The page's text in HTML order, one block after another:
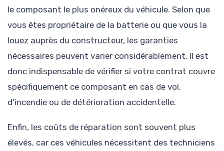
le composant le plus onéreux du véhicule. Selon que
vous êtes propriétaire de la batterie ou que vous la
louez auprès du constructeur, les garanties
nécessaires peuvent varier considérablement. Il est
donc indispensable de vérifier si votre contrat couvre
spécifiquement ce composant en cas de vol,
d'incendie ou de détérioration accidentelle.
Enfin, les coûts de réparation sont souvent plus
élevés, car ces véhicules nécessitent des techniciens